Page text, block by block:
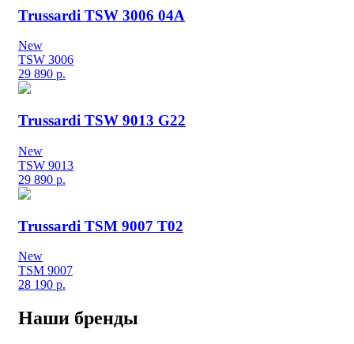
Trussardi TSW 3006 04A
New
TSW 3006
29 890 р.
Trussardi TSW 9013 G22
New
TSW 9013
29 890 р.
Trussardi TSM 9007 T02
New
TSM 9007
28 190 р.
Наши бренды